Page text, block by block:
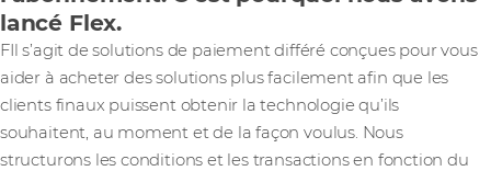
lancé Flex.
FIl s’agit de solutions de paiement différé conçues pour vous
aider à acheter des solutions plus facilement afin que les
clients finaux puissent obtenir la technologie qu’ils
souhaitent, au moment et de la façon voulus. Nous
structurons les conditions et les transactions en fonction du